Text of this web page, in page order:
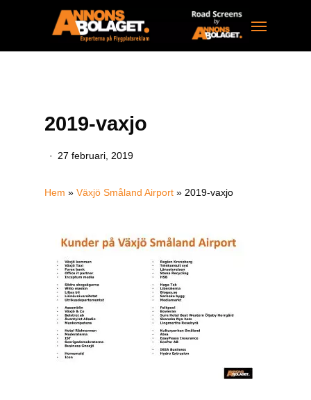
Menu
2019-vaxjo
27 februari, 2019
Hem » Växjö Småland Airport » 2019-vaxjo